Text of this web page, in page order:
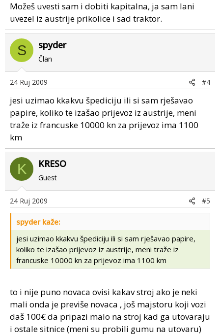
Možeš uvesti sam i dobiti kapitalna, ja sam lani
uvezel iz austrije prikolice i sad traktor.
S spyder
Član
24 Ruj 2009 #4
jesi uzimao kkakvu špediciju ili si sam rješavao
papire, koliko te izašao prijevoz iz austrije, meni
traže iz francuske 10000 kn za prijevoz ima 1100
km
K KRESO
Guest
24 Ruj 2009 #5
spyder kaže:
jesi uzimao kkakvu špediciju ili si sam rješavao papire,
koliko te izašao prijevoz iz austrije, meni traže iz
francuske 10000 kn za prijevoz ima 1100 km
to i nije puno novaca ovisi kakav stroj ako je neki
mali onda je previše novaca , još majstoru koji vozi
daš 100€ da pripazi malo na stroj kad ga utovaraju
i ostale sitnice (meni su probili gumu na utovaru)